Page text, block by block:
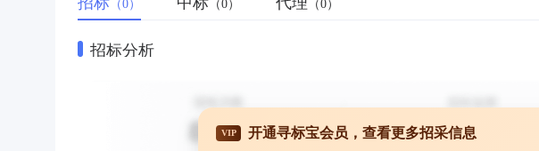
（0） （0） （0）
招标分析
VIP 开通寻标宝会员，查看更多招采信息